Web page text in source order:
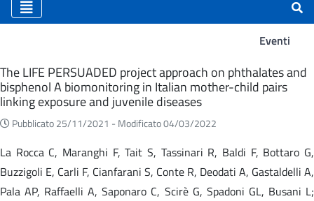
Eventi
Eventi
The LIFE PERSUADED project approach on phthalates and
bisphenol A biomonitoring in Italian mother-child pairs
linking exposure and juvenile diseases
Pubblicato 25/11/2021 - Modificato 04/03/2022
La Rocca C, Maranghi F, Tait S, Tassinari R, Baldi F, Bottaro G,
Buzzigoli E, Carli F, Cianfarani S, Conte R, Deodati A, Gastaldelli A,
Pala AP, Raffaelli A, Saponaro C, Scirè G, Spadoni GL, Busani L;